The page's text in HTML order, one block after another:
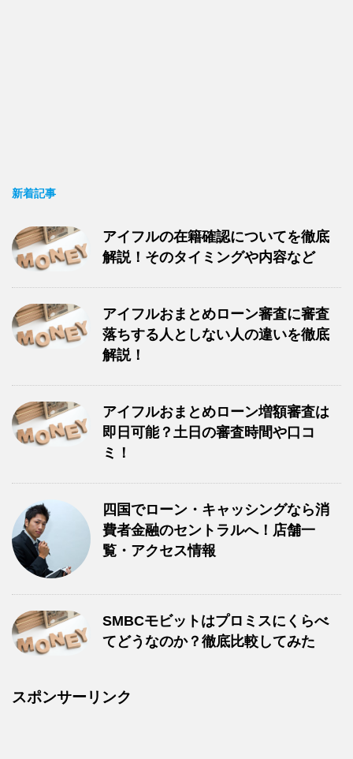
新着記事
アイフルの在籍確認についてを徹底
解説！そのタイミングや内容など
アイフルおまとめローン審査に審査
落ちする人としない人の違いを徹底
解説！
アイフルおまとめローン増額審査は
即日可能？土日の審査時間や口コ
ミ！
四国でローン・キャッシングなら消
費者金融のセントラルへ！店舗一
覧・アクセス情報
SMBCモビットはプロミスにくらべ
てどうなのか？徹底比較してみた
スポンサーリンク